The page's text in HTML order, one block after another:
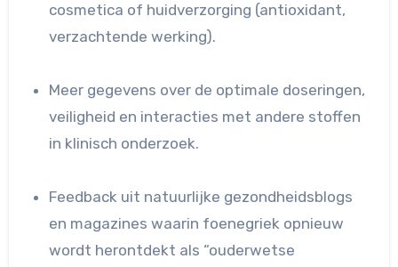
cosmetica of huidverzorging (antioxidant,
verzachtende werking).
Meer gegevens over de optimale doseringen,
veiligheid en interacties met andere stoffen
in klinisch onderzoek.
Feedback uit natuurlijke gezondheidsblogs
en magazines waarin foenegriek opnieuw
wordt herontdekt als “ouderwetse